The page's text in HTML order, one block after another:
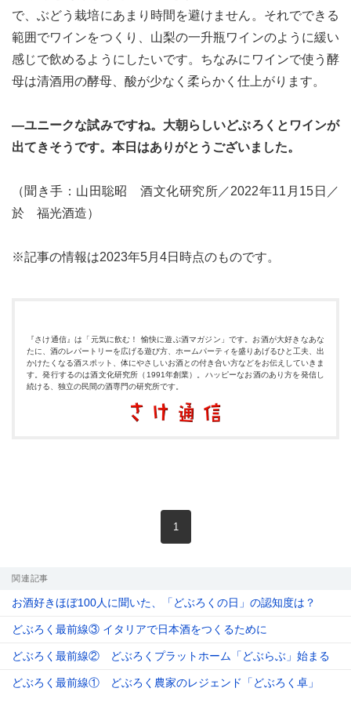
で、ぶどう栽培にあまり時間を避けません。それでできる
範囲でワインをつくり、山梨の一升瓶ワインのように緩い
感じで飲めるようにしたいです。ちなみにワインで使う酵
母は清酒用の酵母、酸が少なく柔らかく仕上がります。
―ユニークな試みですね。大朝らしいどぶろくとワインが
出てきそうです。本日はありがとうございました。
（聞き手：山田聡昭 酒文化研究所／2022年11月15日／
於 福光酒造）
※記事の情報は2023年5月4日時点のものです。
『さけ通信』は「元気に飲む！ 愉快に遊ぶ酒マガジン」です。お酒が大好きなあな
たに、酒のレパートリーを広げる遊び方、ホームパーティを盛りあげるひと工夫、出
かけたくなる酒スポット、体にやさしいお酒との付き合い方などをお伝えしていきま
す。発行するのは酒文化研究所（1991年創業）。ハッピーなお酒のあり方を発信し
続ける、独立の民間の酒専門の研究所です。
1
関連記事
お酒好きほぼ100人に聞いた、「どぶろくの日」の認知度は？
どぶろく最前線③ イタリアで日本酒をつくるために
どぶろく最前線② どぶろくプラットホーム「どぶらぶ」始まる
どぶろく最前線① どぶろく農家のレジェンド「どぶろく卓」